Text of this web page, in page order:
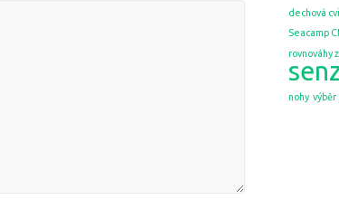
dechová
Seacamp
rovnováhy
nohy výběr